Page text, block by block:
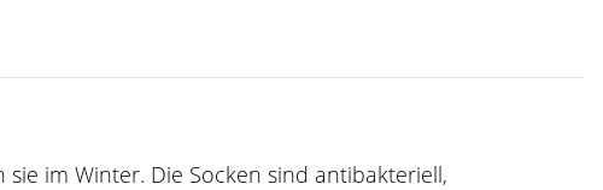
im Winter. Die Socken sind antibakteriell,